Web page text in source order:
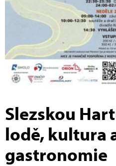
Slezskou
lodě, kultura
gastronomie